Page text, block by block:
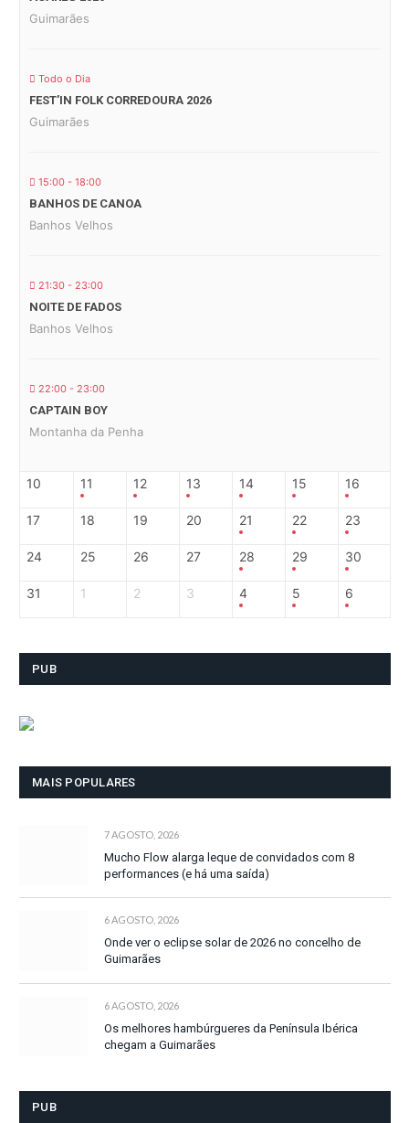
Guimarães
Todo o Dia
FEST’IN FOLK CORREDOURA 2026
Guimarães
15:00 - 18:00
BANHOS DE CANOA
Banhos Velhos
21:30 - 23:00
NOITE DE FADOS
Banhos Velhos
22:00 - 23:00
CAPTAIN BOY
Montanha da Penha
10 11 12 13 14 15 16
17 18 19 20 21 22 23
24 25 26 27 28 29 30
31 1 2 3 4 5 6
PUB
MAIS POPULARES
7 AGOSTO, 2026
Mucho Flow alarga leque de convidados com 8
performances (e há uma saída)
6 AGOSTO, 2026
Onde ver o eclipse solar de 2026 no concelho de
Guimarães
6 AGOSTO, 2026
Os melhores hambúrgueres da Península Ibérica
chegam a Guimarães
PUB